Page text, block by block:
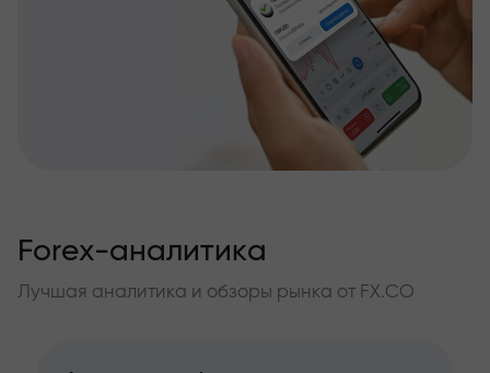
Forex-аналитика
Лучшая аналитика и обзоры рынка от FX.CO